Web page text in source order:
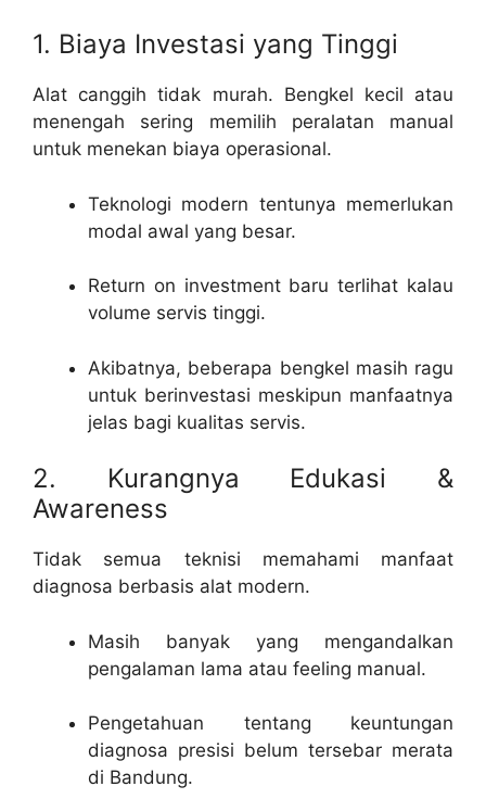
1. Biaya Investasi yang Tinggi
Alat canggih tidak murah. Bengkel kecil atau
menengah sering memilih peralatan manual
untuk menekan biaya operasional.
Teknologi modern tentunya memerlukan
modal awal yang besar.
Return on investment baru terlihat kalau
volume servis tinggi.
Akibatnya, beberapa bengkel masih ragu
untuk berinvestasi meskipun manfaatnya
jelas bagi kualitas servis.
2. Kurangnya Edukasi &
Awareness
Tidak semua teknisi memahami manfaat
diagnosa berbasis alat modern.
Masih banyak yang mengandalkan
pengalaman lama atau feeling manual.
Pengetahuan tentang keuntungan
diagnosa presisi belum tersebar merata
di Bandung.